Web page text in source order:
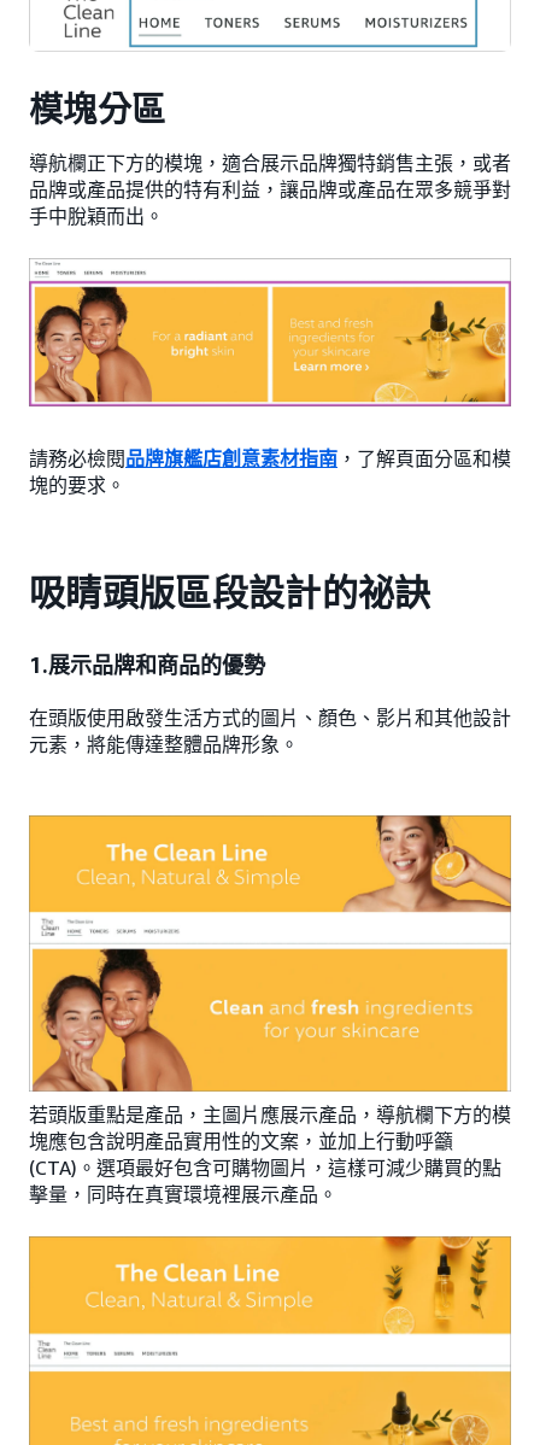
模塊分區
導航欄正下方的模塊，適合展示品牌獨特銷售主張，或者
品牌或產品提供的特有利益，讓品牌或產品在眾多競爭對
手中脫穎而出。
請務必檢閱品牌旗艦店創意素材指南 ，了解頁面分區和模
塊的要求。
吸睛頭版區段設計的祕訣
1.展示品牌和商品的優勢
在頭版使用啟發生活方式的圖片、顏色、影片和其他設計
元素，將能傳達整體品牌形象。
若頭版重點是產品，主圖片應展示產品，導航欄下方的模
塊應包含說明產品實用性的文案，並加上行動呼籲
(CTA)。選項最好包含可購物圖片，這樣可減少購買的點
擊量，同時在真實環境裡展示產品。